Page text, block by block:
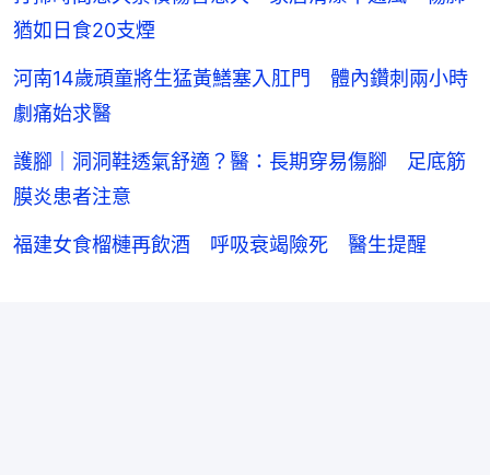
猶如日食20支煙
河南14歲頑童將生猛黃鱔塞入肛門 體內鑽刺兩小時
劇痛始求醫
護腳｜洞洞鞋透氣舒適？醫：長期穿易傷腳 足底筋
膜炎患者注意
福建女食榴槤再飲酒 呼吸衰竭險死 醫生提醒